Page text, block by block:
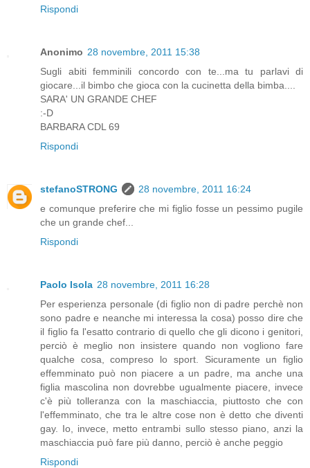
Rispondi
Anonimo 28 novembre, 2011 15:38
Sugli abiti femminili concordo con te...ma tu parlavi di
giocare...il bimbo che gioca con la cucinetta della bimba....
SARA' UN GRANDE CHEF
:-D
BARBARA CDL 69
Rispondi
stefanoSTRONG
28 novembre, 2011 16:24
e comunque preferire che mi figlio fosse un pessimo pugile
che un grande chef...
Rispondi
Paolo Isola 28 novembre, 2011 16:28
Per esperienza personale (di figlio non di padre perchè non
sono padre e neanche mi interessa la cosa) posso dire che
il figlio fa l'esatto contrario di quello che gli dicono i genitori,
perciò è meglio non insistere quando non vogliono fare
qualche cosa, compreso lo sport. Sicuramente un figlio
effemminato può non piacere a un padre, ma anche una
figlia mascolina non dovrebbe ugualmente piacere, invece
c'è più tolleranza con la maschiaccia, piuttosto che con
l'effemminato, che tra le altre cose non è detto che diventi
gay. Io, invece, metto entrambi sullo stesso piano, anzi la
maschiaccia può fare più danno, perciò è anche peggio
Rispondi